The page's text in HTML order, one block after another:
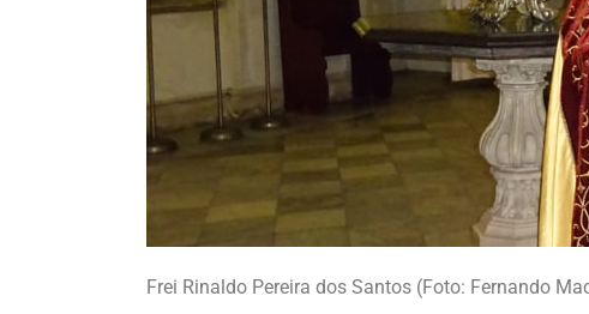
Frei Rinaldo Pereira dos Santos (Foto: Fernando